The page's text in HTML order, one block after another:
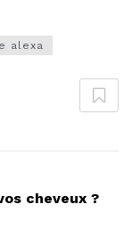
alexa
cheveux ?